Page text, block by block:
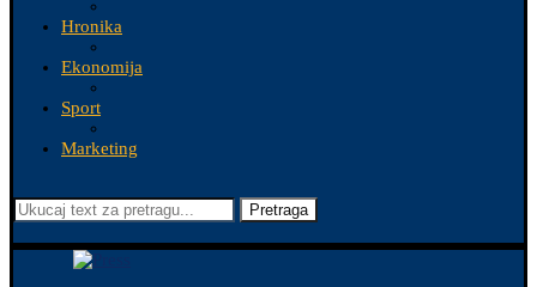
Hronika
Ekonomija
Sport
Marketing
Pretraga